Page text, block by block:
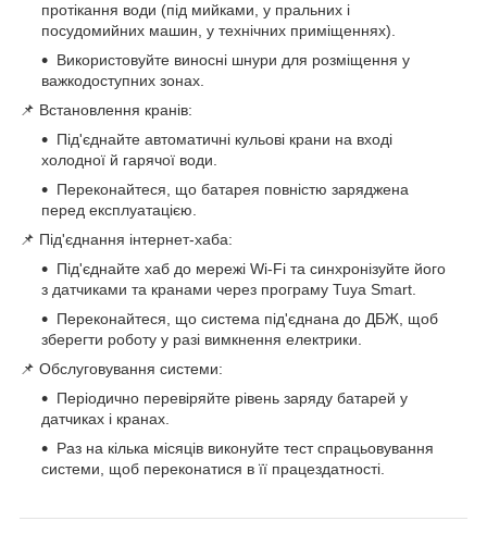
протікання води (під мийками, у пральних і
посудомийних машин, у технічних приміщеннях).
Використовуйте виносні шнури для розміщення у
важкодоступних зонах.
📌 Встановлення кранів:
Під'єднайте автоматичні кульові крани на вході
холодної й гарячої води.
Переконайтеся, що батарея повністю заряджена
перед експлуатацією.
📌 Під'єднання інтернет-хаба:
Під'єднайте хаб до мережі Wi-Fi та синхронізуйте його
з датчиками та кранами через програму Tuya Smart.
Переконайтеся, що система під'єднана до ДБЖ, щоб
зберегти роботу у разі вимкнення електрики.
📌 Обслуговування системи:
Періодично перевіряйте рівень заряду батарей у
датчиках і кранах.
Раз на кілька місяців виконуйте тест спрацьовування
системи, щоб переконатися в її працездатності.